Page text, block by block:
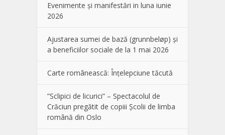
Evenimente și manifestări in luna iunie
2026
Ajustarea sumei de bază (grunnbeløp) și
a beneficiilor sociale de la 1 mai 2026
Carte românească: Înțelepciune tăcută
”Sclipici de licurici” – Spectacolul de
Crăciun pregătit de copiii Școlii de limba
română din Oslo